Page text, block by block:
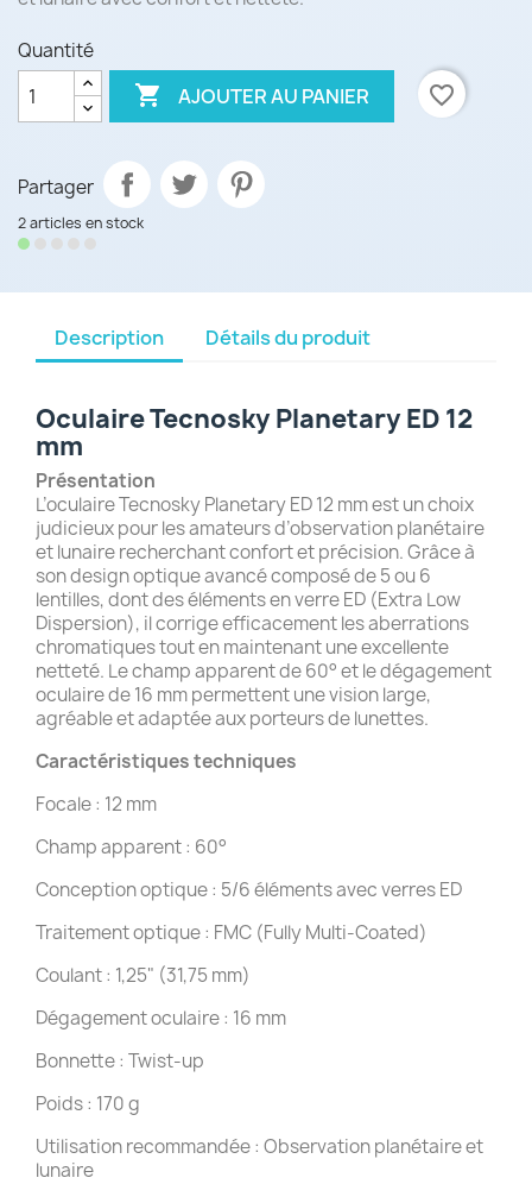
Quantité
 AJOUTER AU PANIER favorite_border
Partager
2 articles en stock
Description Détails du produit
Oculaire Tecnosky Planetary ED 12
mm
Présentation
L’oculaire Tecnosky Planetary ED 12 mm est un choix
judicieux pour les amateurs d’observation planétaire
et lunaire recherchant confort et précision. Grâce à
son design optique avancé composé de 5 ou 6
lentilles, dont des éléments en verre ED (Extra Low
Dispersion), il corrige efficacement les aberrations
chromatiques tout en maintenant une excellente
netteté. Le champ apparent de 60° et le dégagement
oculaire de 16 mm permettent une vision large,
agréable et adaptée aux porteurs de lunettes.
Caractéristiques techniques
Focale : 12 mm
Champ apparent : 60°
Conception optique : 5/6 éléments avec verres ED
Traitement optique : FMC (Fully Multi-Coated)
Coulant : 1,25" (31,75 mm)
Dégagement oculaire : 16 mm
Bonnette : Twist-up
Poids : 170 g
Utilisation recommandée : Observation planétaire et
lunaire